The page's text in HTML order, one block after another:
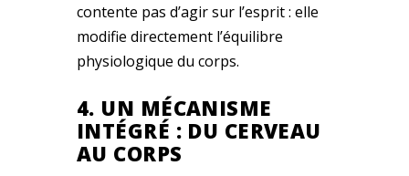
contente pas d’agir sur l’esprit : elle
modifie directement l’équilibre
physiologique du corps.
4. UN MÉCANISME
INTÉGRÉ : DU CERVEAU
AU CORPS